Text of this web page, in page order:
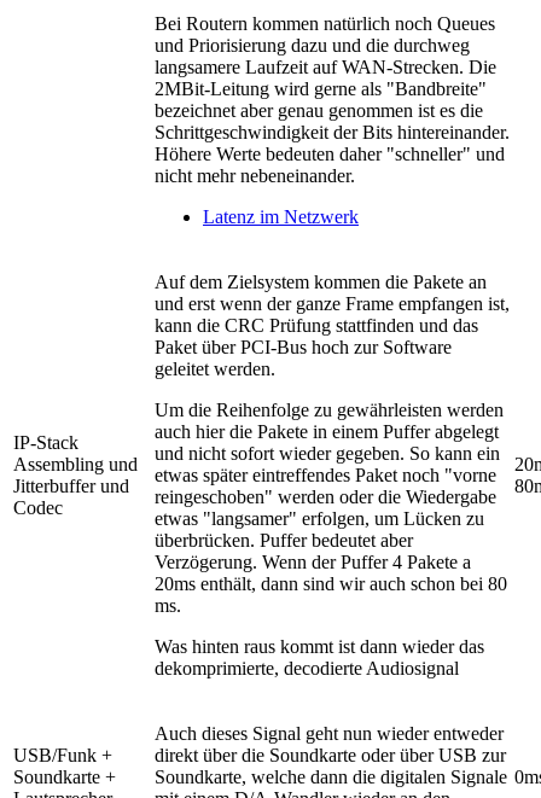
Bei Routern kommen natürlich noch Queues
und Priorisierung dazu und die durchweg
langsamere Laufzeit auf WAN-Strecken. Die
2MBit-Leitung wird gerne als "Bandbreite"
bezeichnet aber genau genommen ist es die
Schrittgeschwindigkeit der Bits hintereinander.
Höhere Werte bedeuten daher "schneller" und
nicht mehr nebeneinander.
Latenz im Netzwerk
IP-Stack
Assembling und
Jitterbuffer und
Codec
Auf dem Zielsystem kommen die Pakete an
und erst wenn der ganze Frame empfangen ist,
kann die CRC Prüfung stattfinden und das
Paket über PCI-Bus hoch zur Software
geleitet werden.
Um die Reihenfolge zu gewährleisten werden
auch hier die Pakete in einem Puffer abgelegt
und nicht sofort wieder gegeben. So kann ein
etwas später eintreffendes Paket noch "vorne
reingeschoben" werden oder die Wiedergabe
etwas "langsamer" erfolgen, um Lücken zu
überbrücken. Puffer bedeutet aber
Verzögerung. Wenn der Puffer 4 Pakete a
20ms enthält, dann sind wir auch schon bei 80
ms.
Was hinten raus kommt ist dann wieder das
dekomprimierte, decodierte Audiosignal
USB/Funk +
Soundkarte +
Auch dieses Signal geht nun wieder entweder
direkt über die Soundkarte oder über USB zur
Soundkarte, welche dann die digitalen Signale